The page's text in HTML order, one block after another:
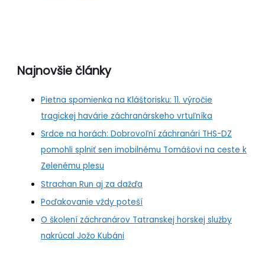
Najnovšie články
Pietna spomienka na Kláštorisku: 11. výročie
tragickej havárie záchranárskeho vrtuľníka
Srdce na horách: Dobrovoľní záchranári THS-DZ
pomohli splniť sen imobilnému Tomášovi na ceste k
Zelenému plesu
Strachan Run aj za dažďa
Poďakovanie vždy poteší
O školení záchranárov Tatranskej horskej služby
nakrúcal Jožo Kubáni